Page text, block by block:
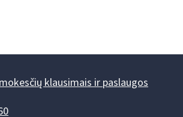
klausimais ir paslaugos